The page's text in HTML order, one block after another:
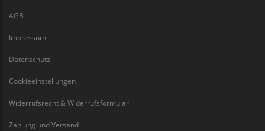
AGB
Impressum
Datenschutz
Cookieeinstellungen
Widerrufsrecht & Widerrufsformular
Zahlung und Versand